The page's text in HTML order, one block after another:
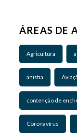
ÁREAS DE
Agricultura
anistia
contenção de
Coronavírus